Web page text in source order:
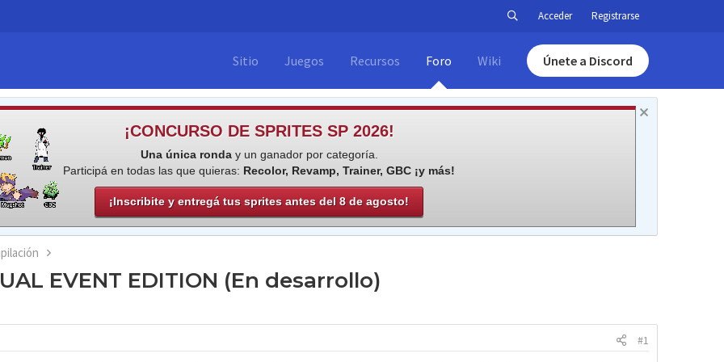
Acceder Registrarse
Sitio Juegos Recursos Foro Wiki Únete a Discord
¡CONCURSO DE SPRITES SP 2026!
Una única ronday un ganador por categoría.
Participá en todas las que quieras: Recolor, Revamp, Trainer, GBC ¡y más!
¡Inscribite y entregá tus sprites antes del 8 de agosto!
EVENT EDITION (En desarrollo)
#1